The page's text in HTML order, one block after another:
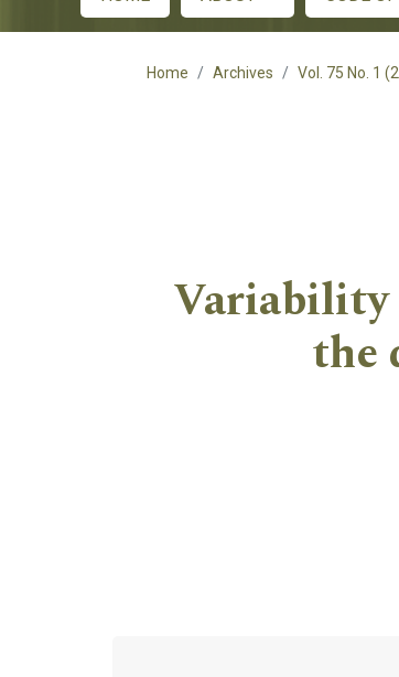
Main menu
Home Archives Vol. 75 No. 1
Variability
the